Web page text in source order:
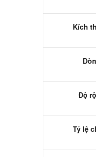
Kích
Độ
Tỷ lệ